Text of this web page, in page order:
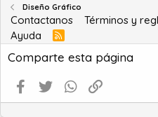
Diseño Gráfico
Contactanos Términos y
Ayuda
R
S
S
Comparte esta página
Facebook
Twitter WhatsApp